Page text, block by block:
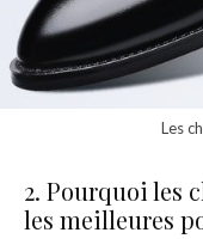
Les
2. Pourquoi les
les meilleures